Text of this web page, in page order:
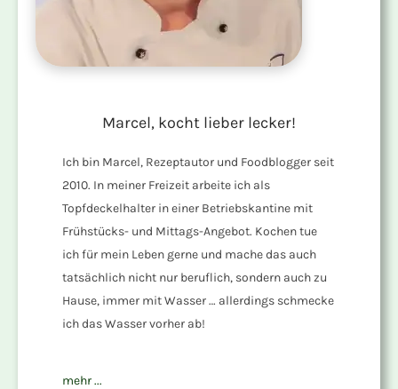
Marcel, kocht lieber lecker!
Ich bin Marcel, Rezeptautor und Foodblogger seit
2010. In meiner Freizeit arbeite ich als
Topfdeckelhalter in einer Betriebskantine mit
Frühstücks- und Mittags-Angebot. Kochen tue
ich für mein Leben gerne und mache das auch
tatsächlich nicht nur beruflich, sondern auch zu
Hause, immer mit Wasser … allerdings schmecke
ich das Wasser vorher ab!
mehr ...